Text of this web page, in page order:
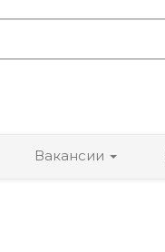
Вакансии